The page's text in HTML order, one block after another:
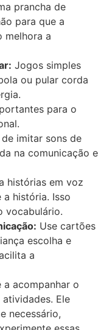
prancha de
para que a
melhora a
Jogos simples
ou pular corda
para o
de imitar sons de
na comunicação e
histórias em voz
história. Isso
vocabulário.
Use cartões
escolha e
a
acompanhar o
Ele
necessário,